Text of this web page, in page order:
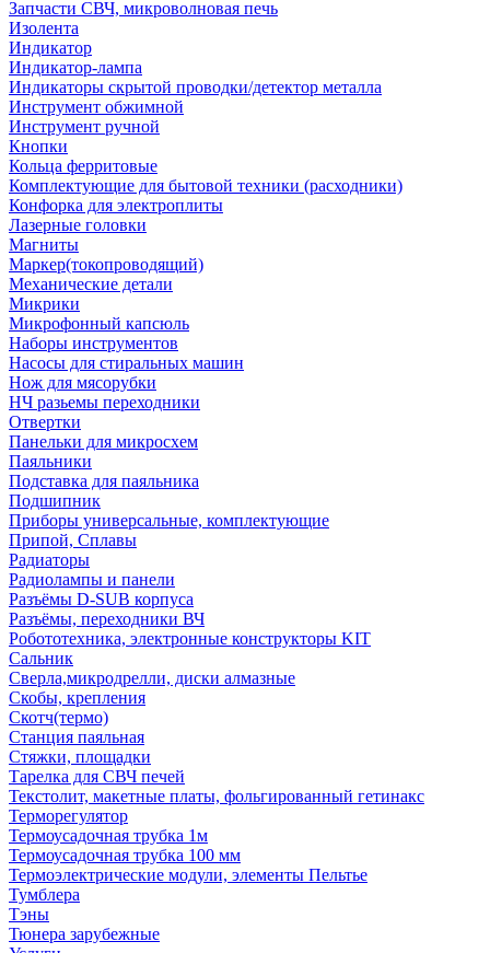
Запчасти СВЧ, микроволновая печь
Изолента
Индикатор
Индикатор-лампа
Индикаторы скрытой проводки/детектор металла
Инструмент обжимной
Инструмент ручной
Кнопки
Кольца ферритовые
Комплектующие для бытовой техники (расходники)
Конфорка для электроплиты
Лазерные головки
Магниты
Маркер(токопроводящий)
Механические детали
Микрики
Микрофонный капсюль
Наборы инструментов
Насосы для стиральных машин
Нож для мясорубки
НЧ разьемы переходники
Отвертки
Панельки для микросхем
Паяльники
Подставка для паяльника
Подшипник
Приборы универсальные, комплектующие
Припой, Сплавы
Радиаторы
Радиолампы и панели
Разъёмы D-SUB корпуса
Разъёмы, переходники ВЧ
Робототехника, электронные конструкторы KIT
Сальник
Сверла,микродрелли, диски алмазные
Скобы, крепления
Скотч(термо)
Станция паяльная
Стяжки, площадки
Тарелка для СВЧ печей
Текстолит, макетные платы, фольгированный гетинакс
Терморегулятор
Термоусадочная трубка 1м
Термоусадочная трубка 100 мм
Термоэлектрические модули, элементы Пельтье
Тумблера
Тэны
Тюнера зарубежные